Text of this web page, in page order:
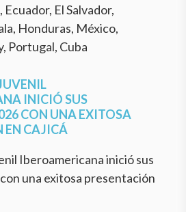
Ecuador, El Salvador,
Honduras, México,
Portugal, Cuba
INICIÓ SUS
CON UNA EXITOSA
EN CAJICÁ
Iberoamericana inició sus
una exitosa presentación